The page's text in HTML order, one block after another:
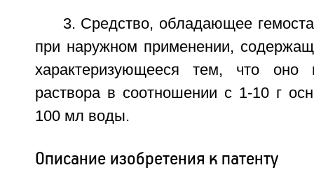
3. Средство, обладающее
при наружном применении,
характеризующееся тем, что
раствора в соотношении с 1-10 г
100 мл воды.
Описание изобретения к патенту